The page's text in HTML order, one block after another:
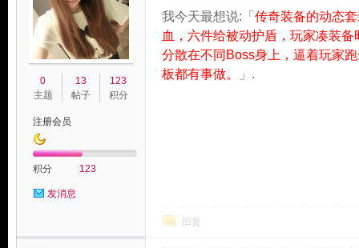
0
主题
13
帖子
123
积分
注册会员
积分 123
发消息
我今天最想说:「 传奇装备的动态
血，六件给被动护盾，玩家凑装
分散在不同Boss身上，逼着玩家
板都有事做。
」.
回复